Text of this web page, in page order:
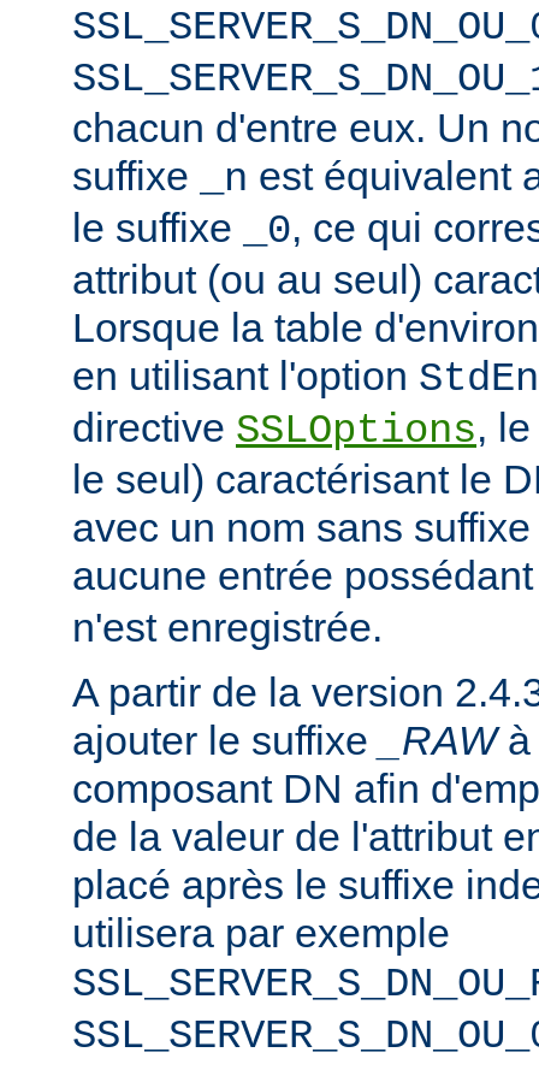
chacun d'entre eux. Un
suffixe
_n est équivalent
le suffixe
_0, ce qui
attribut (ou au seul)
Lorsque la table
en utilisant l'option
directive SSLOptions,
le seul) caractérisant le
avec un nom sans
aucune entrée
n'est enregistrée.
A partir de la version
ajouter le suffixe
_RAW
composant DN afin
de la valeur de l'attribut
placé après le suffixe
utilisera par exemple